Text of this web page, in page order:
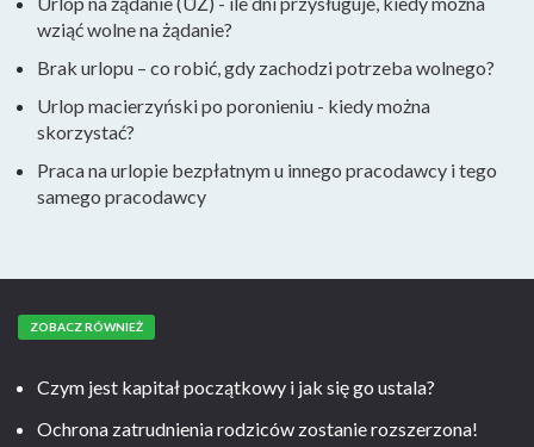
wziąć wolne na żądanie?
Brak urlopu – co robić, gdy zachodzi potrzeba wolnego?
Urlop macierzyński po poronieniu - kiedy można
skorzystać?
Praca na urlopie bezpłatnym u innego pracodawcy i tego
samego pracodawcy
ZOBACZ RÓWNIEŻ
Czym jest kapitał początkowy i jak się go ustala?
Ochrona zatrudnienia rodziców zostanie rozszerzona!